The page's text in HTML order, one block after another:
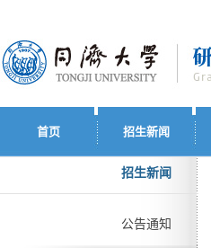
首页 招生新闻
招生新闻
公告通知